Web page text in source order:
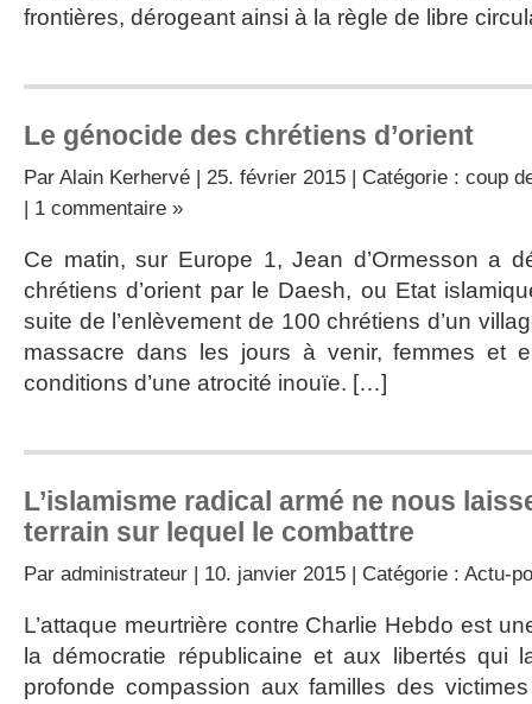
frontières, dérogeant ainsi à la règle de libre
Le génocide des chrétiens d’orient
Par Alain Kerhervé | 25. février 2015 | Catégorie : coup
| 1 commentaire »
Ce matin, sur Europe 1, Jean d’Ormesson a
chrétiens d’orient par le Daesh, ou Etat
suite de l’enlèvement de 100 chrétiens d’un
massacre dans les jours à venir, femmes et
conditions d’une atrocité inouïe. […]
L’islamisme radical armé ne nous
terrain sur lequel le combattre
Par administrateur | 10. janvier 2015 | Catégorie : Actu-
L’attaque meurtrière contre Charlie Hebdo est
la démocratie républicaine et aux libertés qui
profonde compassion aux familles des